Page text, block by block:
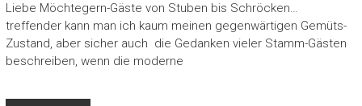
Liebe Möchtegern-Gäste von Stuben bis Schröcken…
treffender kann man ich kaum meinen gegenwärtigen Gemüts-
Zustand, aber sicher auch die Gedanken vieler Stamm-Gästen
beschreiben, wenn die moderne